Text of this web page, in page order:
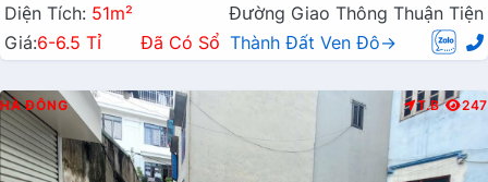
Diện Tích: 51m²
Đường Giao Thông Thuận Tiện
Giá:6-6.5 Tỉ Đã Có Sổ Thành Đất Ven Đô→
HÀ ĐÔNG T.B 247